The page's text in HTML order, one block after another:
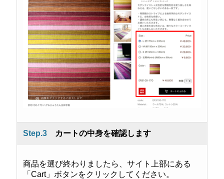
Step.3 カートの中身を確認します
商品を選び終わりましたら、サイト上部にある
「Cart」ボタンをクリックしてください。